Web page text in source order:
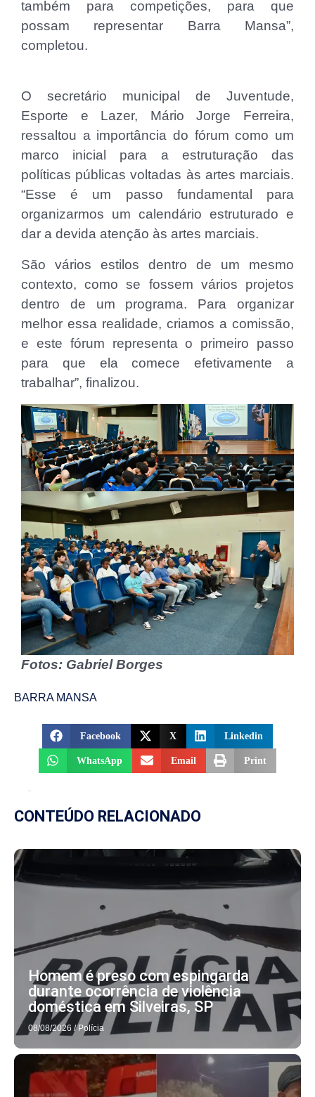
também para competições, para que
possam representar Barra Mansa”,
completou.
O secretário municipal de Juventude,
Esporte e Lazer, Mário Jorge Ferreira,
ressaltou a importância do fórum como um
marco inicial para a estruturação das
políticas públicas voltadas às artes marciais.
“Esse é um passo fundamental para
organizarmos um calendário estruturado e
dar a devida atenção às artes marciais.
São vários estilos dentro de um mesmo
contexto, como se fossem vários projetos
dentro de um programa. Para organizar
melhor essa realidade, criamos a comissão,
e este fórum representa o primeiro passo
para que ela comece efetivamente a
trabalhar”, finalizou.
Fotos: Gabriel Borges
BARRA MANSA
Facebook X Linkedin
WhatsApp Email Print
CONTEÚDO RELACIONADO
Homem é preso com espingarda
durante ocorrência de violência
doméstica em Silveiras, SP
08/08/2026 / Polícia